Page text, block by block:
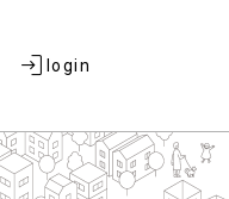
login